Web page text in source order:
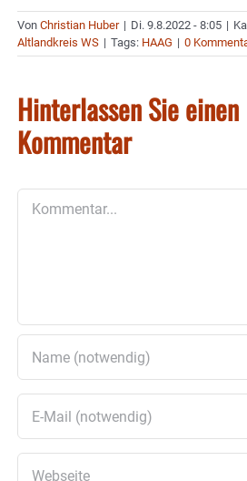
Von Christian Huber | Di. 9.8.2022 - 8:05 |
Altlandkreis WS | Tags: HAAG | 0
Hinterlassen Sie einen
Kommentar